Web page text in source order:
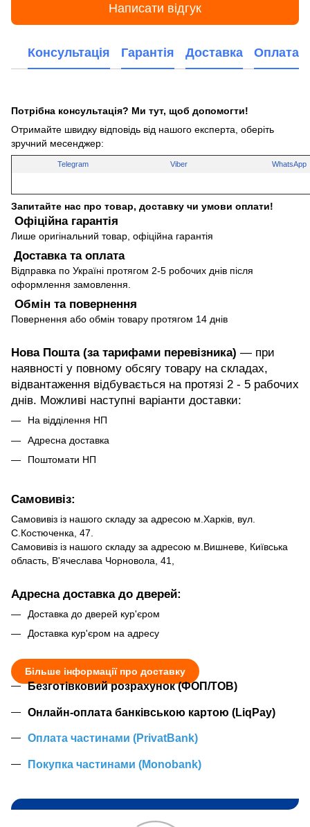
Написати відгук
Консультація Гарантія Доставка Оплата
Потрібна консультація? Ми тут, щоб допомогти!
Отримайте швидку відповідь від нашого експерта, оберіть
зручний месенджер:
Telegram Viber WhatsApp
Запитайте нас про товар, доставку чи умови оплати!
Офіційна гарантія
Лише оригінальний товар, офіційна гарантія
Доставка та оплата
Відправка по Україні протягом 2-5 робочих днів після
оформлення замовлення.
Обмін та повернення
Повернення або обмін товару протягом 14 днів
Нова Пошта (за тарифами перевізника) — при
наявності у повному обсягу товару на складах,
відвантаження відбувається на протязі 2 - 5 рабочих
днів. Можливі наступні варіанти доставки:
На відділення НП
Адресна доставка
Поштомати НП
Самовивіз:
Самовивіз із нашого складу за адресою м.Харків, вул.
С.Костюченка, 47.
Самовивіз із нашого складу за адресою м.Вишневе, Київська
область, В'ячеслава Чорновола, 41,
Адресна доставка до дверей:
Доставка до дверей кур'єром
Доставка кур'єром на адресу
Більше інформації про доставку
Безготівковий розрахунок (ФОП/ТОВ)
Онлайн-оплата банківською картою (LiqPay)
Оплата частинами (PrivatBank)
Покупка частинами (Monobank)